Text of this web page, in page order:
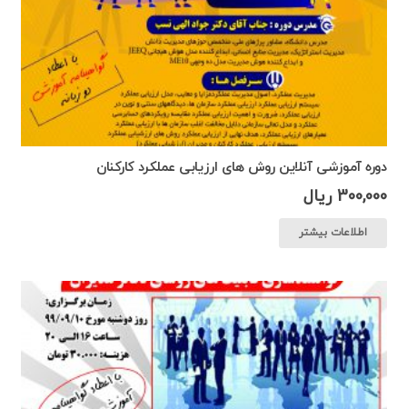
دوره آموزشی آنلاین روش های ارزیابی عملکرد کارکنان
300,000 ریال
اطلاعات بیشتر